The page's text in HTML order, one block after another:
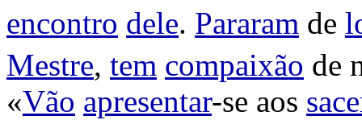
encontro dele. Pararam de
Mestre, tem compaixão de
«Vão apresentar-se aos